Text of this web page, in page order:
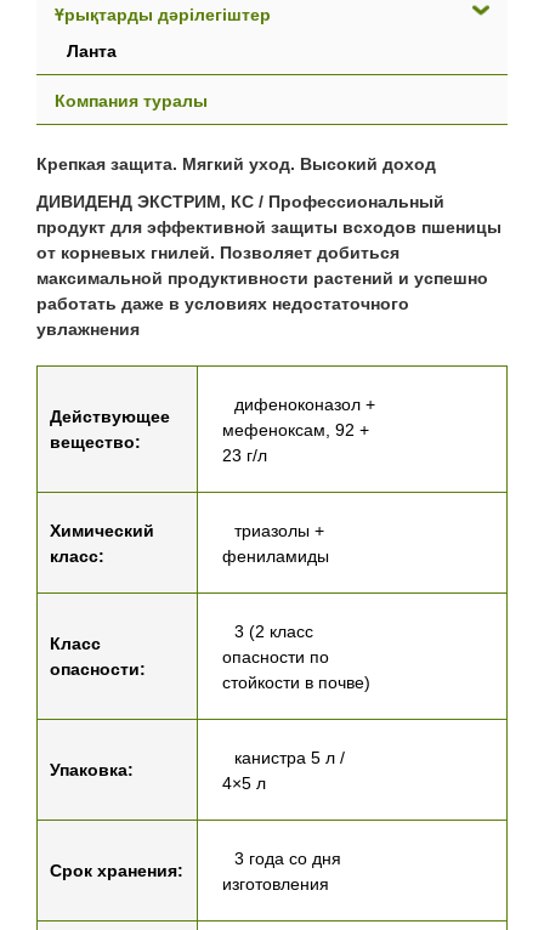
Ұрықтарды дәрілегіштер
Ланта
Компания туралы
Крепкая защита. Мягкий уход. Высокий доход
ДИВИДЕНД ЭКСТРИМ, КС / Профессиональный
продукт для эффективной защиты всходов пшеницы
от корневых гнилей. Позволяет добиться
максимальной продуктивности растений и успешно
работать даже в условиях недостаточного
увлажнения
Действующее
вещество:
дифеноконазол +
мефеноксам, 92 +
23 г/л
Химический
класс:
триазолы +
фениламиды
Класс
опасности:
3 (2 класс
опасности по
стойкости в почве)
Упаковка:
канистра 5 л /
4×5 л
Срок хранения:
3 года со дня
изготовления